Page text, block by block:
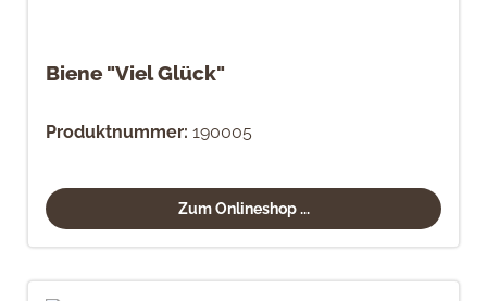
Biene "Viel Glück"
Produktnummer: 190005
Zum Onlineshop ...